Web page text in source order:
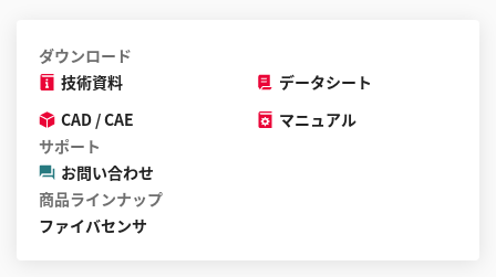
ダウンロード
技術資料
データシート
CAD / CAE
マニュアル
サポート
お問い合わせ
商品ラインナップ
ファイバセンサ